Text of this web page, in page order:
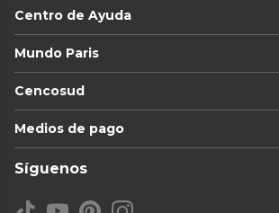
Centro de Ayuda
Mundo Paris
Cencosud
Medios de pago
Síguenos